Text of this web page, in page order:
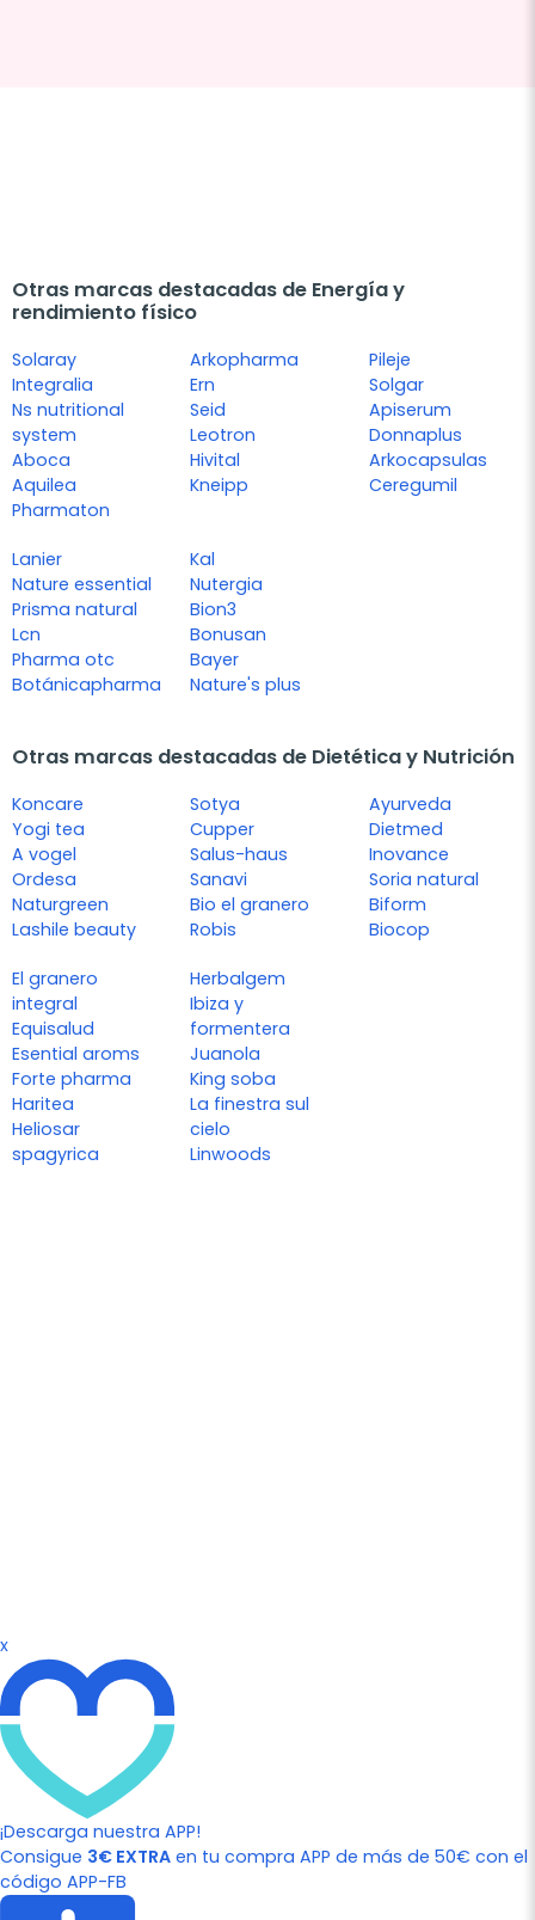
Otras marcas destacadas de Energía y
rendimiento físico
Solaray
Integralia
Ns nutritional
system
Aboca
Aquilea
Pharmaton
Arkopharma
Ern
Seid
Leotron
Hivital
Kneipp
Pileje
Solgar
Apiserum
Donnaplus
Arkocapsulas
Ceregumil
Lanier
Nature essential
Prisma natural
Lcn
Pharma otc
Botánicapharma
Kal
Nutergia
Bion3
Bonusan
Bayer
Nature's plus
Otras marcas destacadas de Dietética y Nutrición
Koncare
Yogi tea
A vogel
Ordesa
Naturgreen
Lashile beauty
Sotya
Cupper
Salus-haus
Sanavi
Bio el granero
Robis
Ayurveda
Dietmed
Inovance
Soria natural
Biform
Biocop
El granero
integral
Equisalud
Esential aroms
Forte pharma
Haritea
Heliosar
spagyrica
Herbalgem
Ibiza y
formentera
Juanola
King soba
La finestra sul
cielo
Linwoods
x
¡Descarga nuestra APP!
Consigue 3€ EXTRA en tu compra APP de más de 50€ con el
código APP-FB